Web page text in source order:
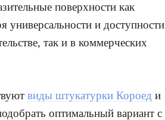
поверхности как
универсальности и доступности
так и в коммерческих
виды штукатурки Короед и
оптимальный вариант с